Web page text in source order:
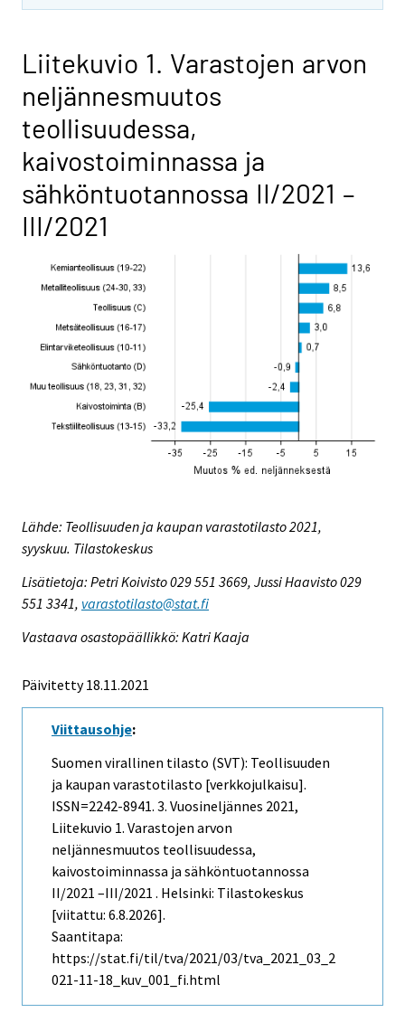
Liitekuvio 1. Varastojen arvon
neljännesmuutos
teollisuudessa,
kaivostoiminnassa ja
sähköntuotannossa II/2021 –
III/2021
Lähde: Teollisuuden ja kaupan varastotilasto 2021,
syyskuu. Tilastokeskus
Lisätietoja: Petri Koivisto 029 551 3669, Jussi Haavisto 029
551 3341, varastotilasto@stat.fi
Vastaava osastopäällikkö: Katri Kaaja
Päivitetty 18.11.2021
Viittausohje:
Suomen virallinen tilasto (SVT): Teollisuuden
ja kaupan varastotilasto [verkkojulkaisu].
ISSN=2242-8941. 3. Vuosineljännes 2021,
Liitekuvio 1. Varastojen arvon
neljännesmuutos teollisuudessa,
kaivostoiminnassa ja sähköntuotannossa
II/2021 –III/2021 . Helsinki: Tilastokeskus
[viitattu: 6.8.2026].
Saantitapa:
https://stat.fi/til/tva/2021/03/tva_2021_03_2
021-11-18_kuv_001_fi.html